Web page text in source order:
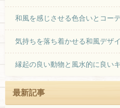
和風を感じさせる色合いとコー
気持ちを落ち着かせる和風デザ
縁起の良い動物と風水的に良い
最新記事